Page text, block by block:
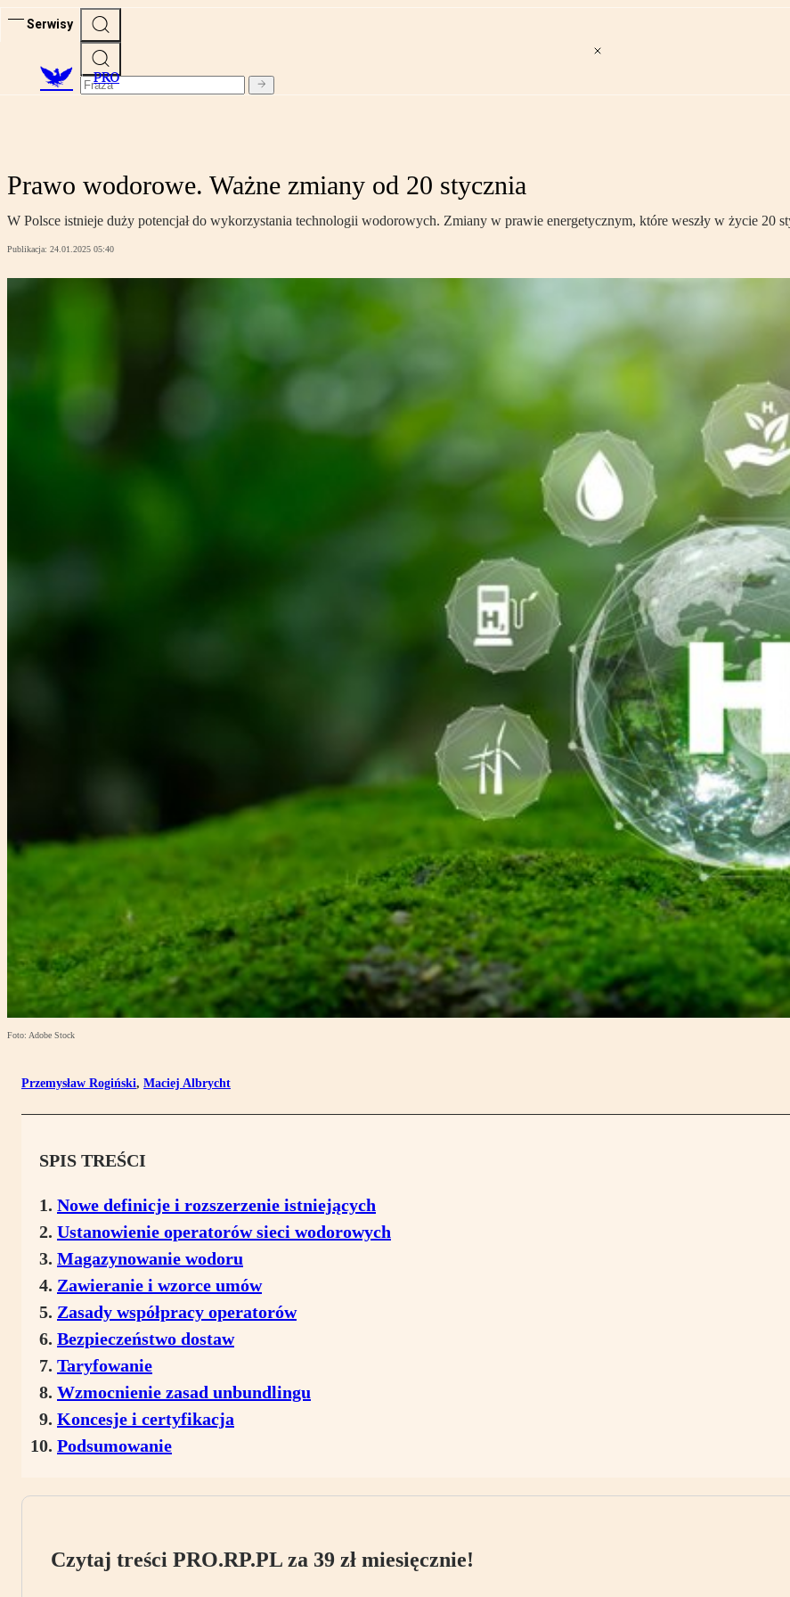
Serwisy
PRO
Prawo wodorowe. Ważne zmiany od 20 stycznia
W Polsce istnieje duży potencjał do wykorzystania technologii wodorowych. Zmiany w prawie energetycznym, które weszły w życie 20
Publikacja: 24.01.2025 05:40
Foto: Adobe Stock
Przemysław Rogiński, Maciej Albrycht
SPIS TREŚCI
Nowe definicje i rozszerzenie istniejących
Ustanowienie operatorów sieci wodorowych
Magazynowanie wodoru
Zawieranie i wzorce umów
Zasady współpracy operatorów
Bezpieczeństwo dostaw
Taryfowanie
Wzmocnienie zasad unbundlingu
Koncesje i certyfikacja
Podsumowanie
Czytaj treści PRO.RP.PL za 39 zł miesięcznie!